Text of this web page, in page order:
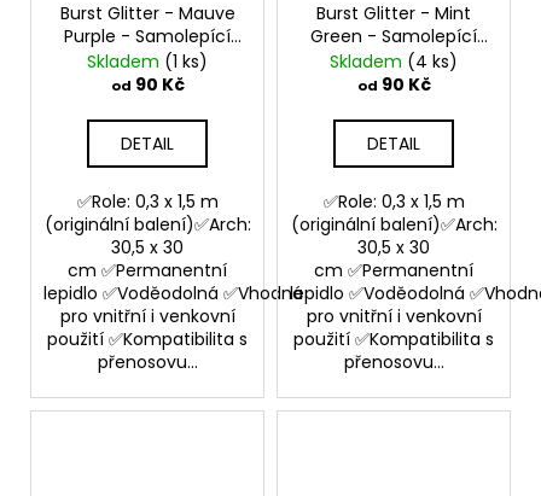
Burst Glitter - Mauve
Purple - Samolepící
vinylová folie
Skladem (1 ks)
od 90 Kč
DETAIL
✅Role: 0,3 x 1,5 m
(originální balení)✅Arch:
30,5 x 30
cm ✅Permanentní
lepidlo ✅Voděodolná ✅Vhodná
pro vnitřní i venkovní
použití ✅Kompatibilita s
přenosovu...
Burst Glitter - Mint
Green - Samolepící
vinylová folie
Skladem (4 ks)
od 90 Kč
DETAIL
✅Role: 0,3 x 1,5 m
(originální balení)✅Arch:
30,5 x 30
cm ✅Permanentní
lepidlo ✅Voděodolná
pro vnitřní i venkovní
použití ✅Kompatibilita s
přenosovu...